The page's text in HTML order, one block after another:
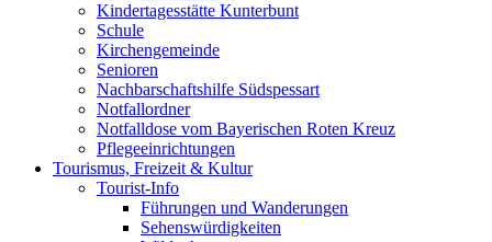
Kindertagesstätte Kunterbunt
Schule
Kirchengemeinde
Senioren
Nachbarschaftshilfe Südspessart
Notfallordner
Notfalldose vom Bayerischen Roten Kreuz
Pflegeeinrichtungen
Tourismus, Freizeit & Kultur
Tourist-Info
Führungen und Wanderungen
Sehenswürdigkeiten